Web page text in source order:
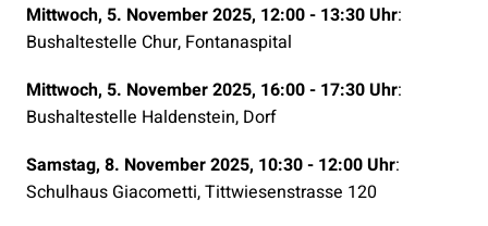
Mittwoch, 5. November 2025, 12:00 - 13:30 Uhr:
Bushaltestelle Chur, Fontanaspital
Mittwoch, 5. November 2025, 16:00 - 17:30 Uhr:
Bushaltestelle Haldenstein, Dorf
Samstag, 8. November 2025, 10:30 - 12:00 Uhr:
Schulhaus Giacometti, Tittwiesenstrasse 120